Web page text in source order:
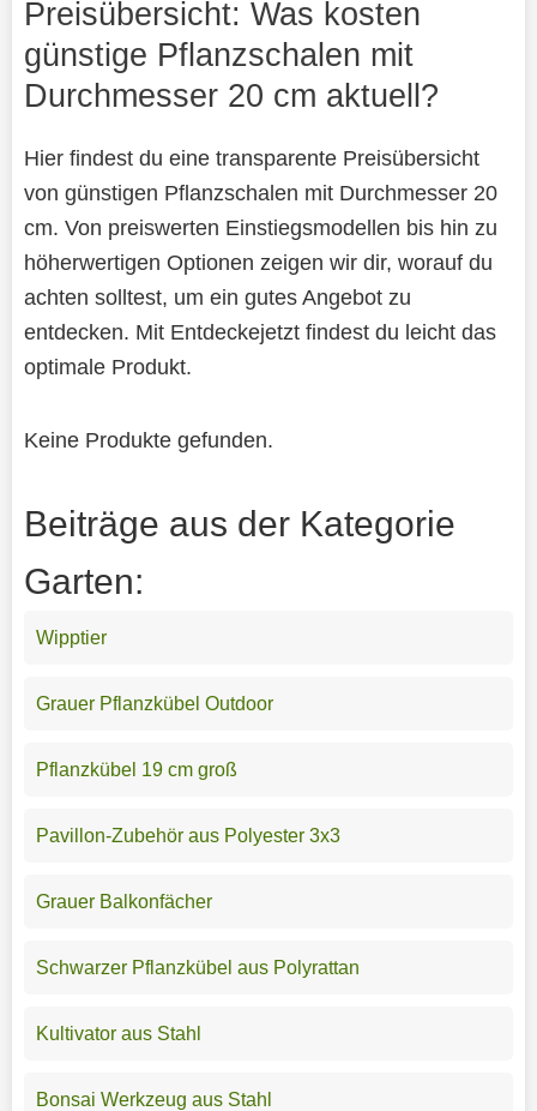
Preisübersicht: Was kosten
günstige Pflanzschalen mit
Durchmesser 20 cm aktuell?
Hier findest du eine transparente Preisübersicht
von günstigen Pflanzschalen mit Durchmesser 20
cm. Von preiswerten Einstiegsmodellen bis hin zu
höherwertigen Optionen zeigen wir dir, worauf du
achten solltest, um ein gutes Angebot zu
entdecken. Mit Entdeckejetzt findest du leicht das
optimale Produkt.
Keine Produkte gefunden.
Beiträge aus der Kategorie
Garten:
Wipptier
Grauer Pflanzkübel Outdoor
Pflanzkübel 19 cm groß
Pavillon-Zubehör aus Polyester 3x3
Grauer Balkonfächer
Schwarzer Pflanzkübel aus Polyrattan
Kultivator aus Stahl
Bonsai Werkzeug aus Stahl